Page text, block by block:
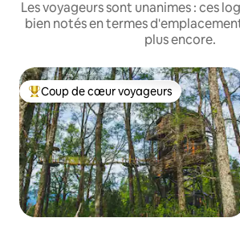
Les voyageurs sont unanimes : ces
bien notés en termes
plus encore.
Coups de cœur voyageurs les plus
Coup de cœur voyageurs